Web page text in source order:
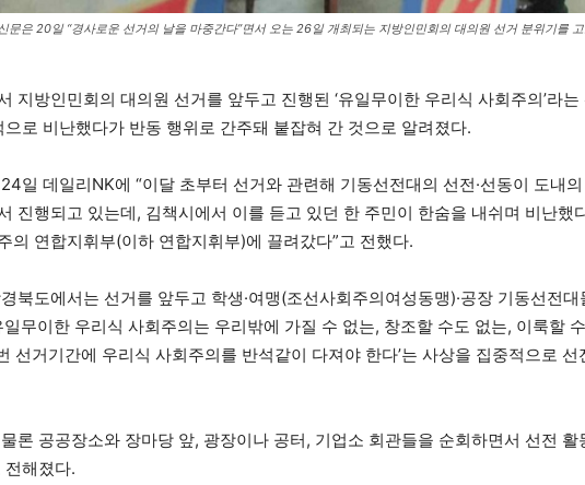
문은 20일 “경사로운 선거의 날을 마중간다”면서 오는 26일 개최되는 지방인민회의 대의원 선거 분위기를
지방인민회의 대의원 선거를 앞두고 진행된 ‘유일무이한 우리식 사회주의’라는
로 비난했다가 반동 행위로 간주돼 붙잡혀 간 것으로 알려졌다.
일 데일리NK에 “이달 초부터 선거와 관련해 기동선전대의 선전·선동이 도내
진행되고 있는데, 김책시에서 이를 듣고 있던 한 주민이 한숨을 내쉬며 비난했
의 연합지휘부(이하 연합지휘부)에 끌려갔다”고 전했다.
북도에서는 선거를 앞두고 학생·여맹(조선사회주의여성동맹)·공장 기동선전대
일무이한 우리식 사회주의는 우리밖에 가질 수 없는, 창조할 수도 없는, 이룩할
선거기간에 우리식 사회주의를 반석같이 다져야 한다’는 사상을 집중적으로 선
론 공공장소와 장마당 앞, 광장이나 공터, 기업소 회관들을 순회하면서 선전 활
전해졌다.